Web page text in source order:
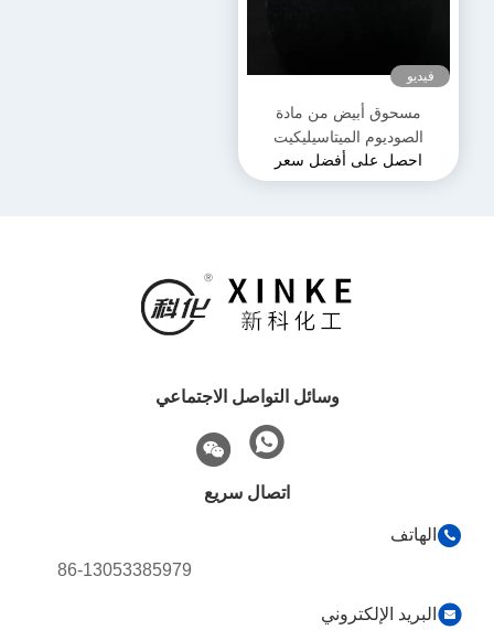
فيديو
مسحوق أبيض من مادة
الصوديوم الميتاسيليكيت
البنتاهيدرات غير قابل للاشتعال
ومناسب للتخزين في مكان
احصل على أفضل سعر
وسائل التواصل الاجتماعي
اتصال سريع
الهاتف
86-13053385979
البريد الإلكتروني